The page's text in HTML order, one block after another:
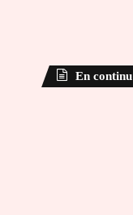
En continu